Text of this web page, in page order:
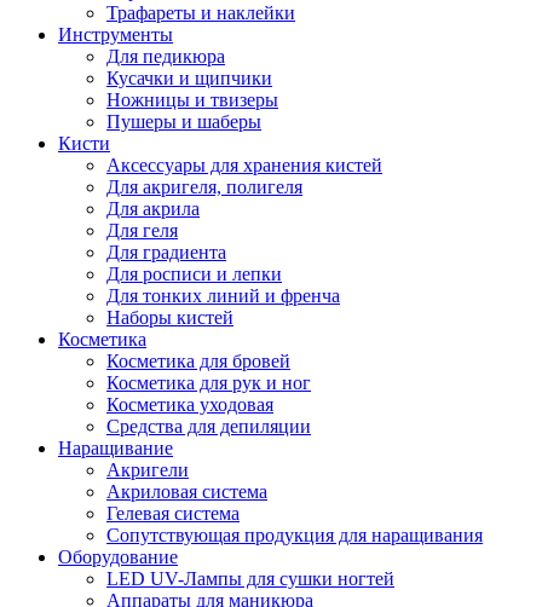
Трафареты и наклейки
Инструменты
Для педикюра
Кусачки и щипчики
Ножницы и твизеры
Пушеры и шаберы
Кисти
Аксессуары для хранения кистей
Для акригеля, полигеля
Для акрила
Для геля
Для градиента
Для росписи и лепки
Для тонких линий и френча
Наборы кистей
Косметика
Косметика для бровей
Косметика для рук и ног
Косметика уходовая
Средства для депиляции
Наращивание
Акригели
Акриловая система
Гелевая система
Сопутствующая продукция для наращивания
Оборудование
LED UV-Лампы для сушки ногтей
Аппараты для маникюра